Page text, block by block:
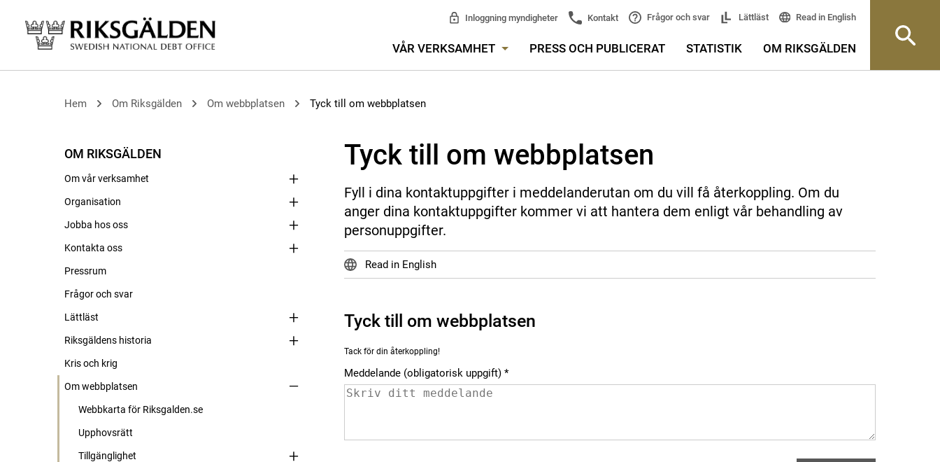
Inloggning myndigheter Kontakt Frågor och svar Lättläst Read in English
VÅR VERKSAMHET PRESS OCH PUBLICERAT STATISTIK OM RIKSGÄLDEN
Hem Om Riksgälden Om webbplatsen Tyck till om webbplatsen
OM RIKSGÄLDEN
Om vår verksamhet
Organisation
Jobba hos oss
Kontakta oss
Pressrum
Frågor och svar
Lättläst
Riksgäldens historia
Kris och krig
Om webbplatsen
Webbkarta för Riksgalden.se
Upphovsrätt
Tillgänglighet
Tyck till om webbplatsen
Fyll i dina kontaktuppgifter i meddelanderutan om du vill få återkoppling. Om du
anger dina kontaktuppgifter kommer vi att hantera dem enligt vår behandling av
personuppgifter.
Read in English
Tyck till om webbplatsen
Tack för din återkoppling!
Meddelande (obligatorisk uppgift)